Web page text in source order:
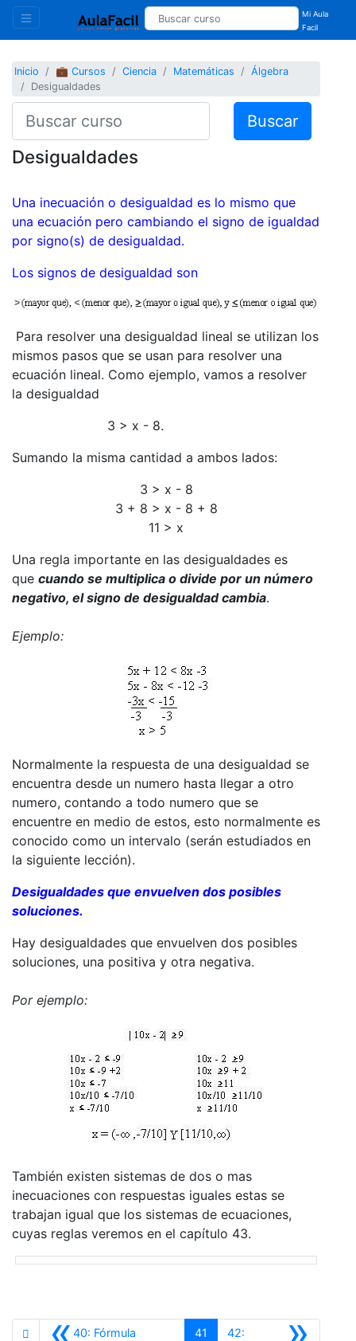
Mi Aula
Facil
Inicio 💼 Cursos Ciencia Matemáticas
Álgebra
Desigualdades
Buscar
Desigualdades
Una inecuación o desigualdad es lo mismo que
una ecuación pero cambiando el signo de igualdad
por signo(s) de desigualdad.
Los signos de desigualdad son
Para resolver una desigualdad lineal se utilizan los
mismos pasos que se usan para resolver una
ecuación lineal. Como ejemplo, vamos a resolver
la desigualdad
3 > x - 8.
Sumando la misma cantidad a ambos lados:
3 > x - 8
3 + 8 > x - 8 + 8
11 > x
Una regla importante en las desigualdades es
que cuando se multiplica o divide por un número
negativo, el signo de desigualdad cambia.
Ejemplo:
Normalmente la respuesta de una desigualdad se
encuentra desde un numero hasta llegar a otro
numero, contando a todo numero que se
encuentre en medio de estos, esto normalmente es
conocido como un intervalo (serán estudiados en
la siguiente lección).
Desigualdades que envuelven dos posibles
soluciones.
Hay desigualdades que envuelven dos posibles
soluciones, una positiva y otra negativa.
Por ejemplo:
También existen sistemas de dos o mas
inecuaciones con respuestas iguales estas se
trabajan igual que los sistemas de ecuaciones,
cuyas reglas veremos en el capítulo 43.
40: Fórmula
41
42: